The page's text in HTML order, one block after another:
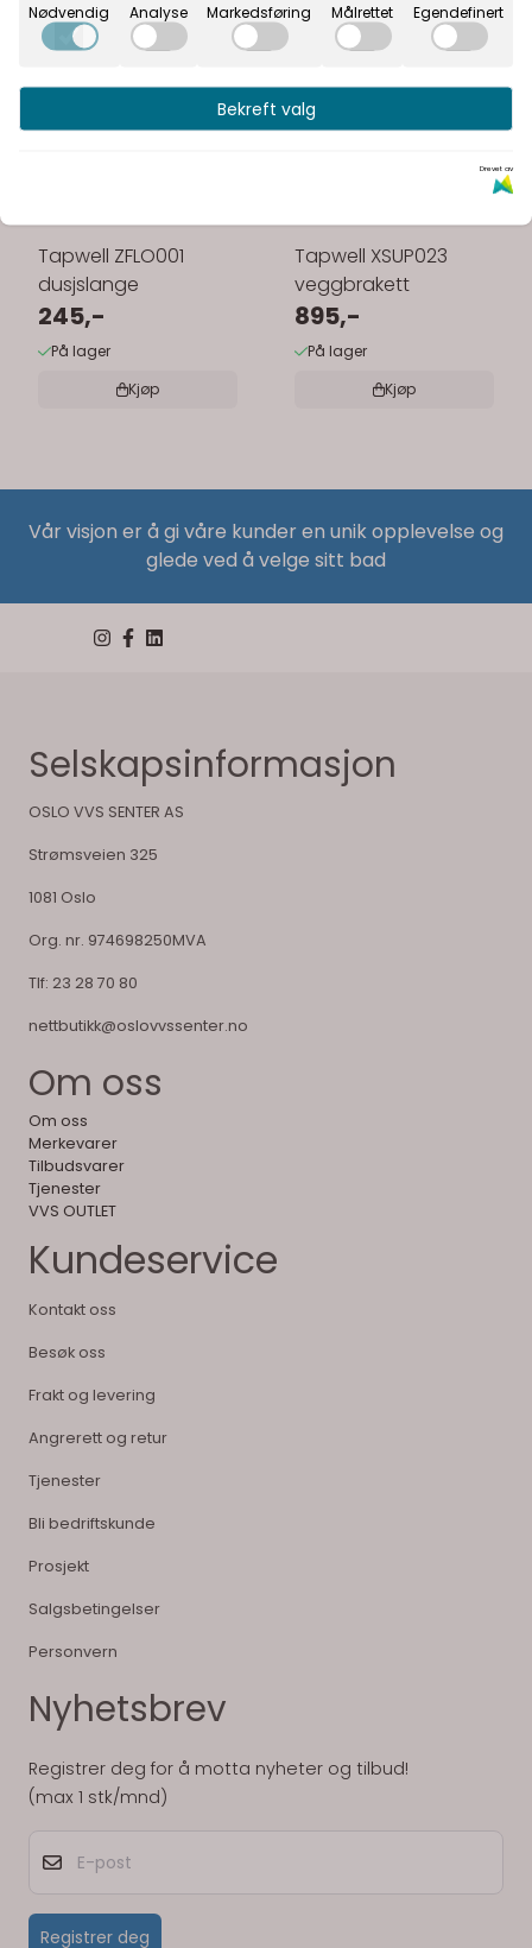
Tapwell ZFLO001
dusjslange
245,-
På lager
Kjøp
Tapwell XSUP023
veggbrakett
895,-
På lager
Kjøp
Vår visjon er å gi våre kunder en unik opplevelse og
glede ved å velge sitt bad
Selskapsinformasjon
OSLO VVS SENTER AS
Strømsveien 325
1081 Oslo
Org. nr. 974698250MVA
Tlf: 23 28 70 80
nettbutikk@oslovvssenter.no
Om oss
Om oss
Merkevarer
Tilbudsvarer
Tjenester
VVS OUTLET
Kundeservice
Kontakt oss
Besøk oss
Frakt og levering
Angrerett og retur
Tjenester
Bli bedriftskunde
Prosjekt
Salgsbetingelser
Personvern
Nyhetsbrev
Registrer deg for å motta nyheter og tilbud!
(max 1 stk/mnd)
Registrer deg
Nødvendig Analyse Markedsføring Målrettet Egendefinert
Bekreft valg
Drevet av